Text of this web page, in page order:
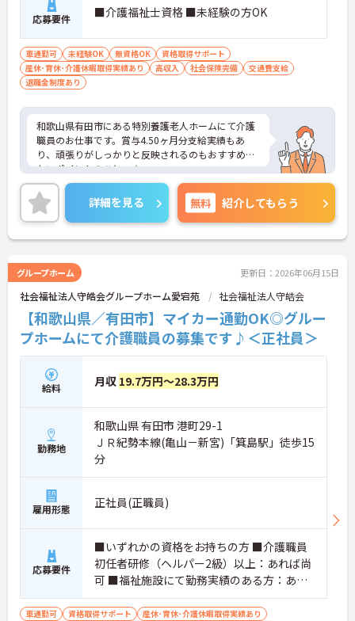
応募要件 ■介護福祉士資格 ■未経験の方OK
車通勤可 未経験OK 無資格OK
資格取得サポート
産休･育休･介護休暇取得実績あり
高収入 社会保険完備
交通費支給
退職金制度あり
和歌山県有田市にある特別養護老人ホームにて介護
職員のお仕事です。賞与4.50ヶ月分支給実績もあ
り、頑張りがしっかりと反映されるのもおすすめし
たいポイントのひとつ☆
ご興味ある方には、面接対策ポイントなど、さらに
詳細をお話しいたしますのでお気軽にご相談くださ
い。
詳細を見る 無料 紹介してもらう
グループホーム 更新日：2026年06月15日
社会福祉法人守皓会グループホーム愛宕苑 社会福祉法人守皓会
【和歌山県／有田市】マイカー通勤OK◎グルー
プホームにて介護職員の募集です♪＜正社員＞
給料 月収 19.7万円～28.3万円
勤務地
和歌山県 有田市 港町29-1
ＪＲ紀勢本線(亀山－新宮)「箕島駅」徒歩15
分
雇用形態 正社員(正職員)
応募要件
■いずれかの資格をお持ちの方 ■介護職員
初任者研修（ヘルパー2級）以上：あれば尚
可 ■福祉施設にて勤務実績のある方：あれ
ば尚可 ■夜勤経験のある方：あれば尚可
車通勤可 資格取得サポート
産休･育休･介護休暇取得実績あり